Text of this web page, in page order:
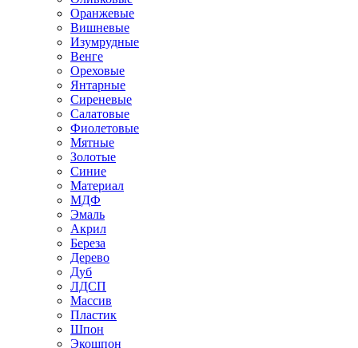
Оранжевые
Вишневые
Изумрудные
Венге
Ореховые
Янтарные
Сиреневые
Салатовые
Фиолетовые
Мятные
Золотые
Синие
Материал
МДФ
Эмаль
Акрил
Береза
Дерево
Дуб
ЛДСП
Массив
Пластик
Шпон
Экошпон